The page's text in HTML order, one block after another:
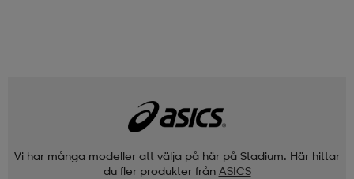
Vi har många modeller att välja på här på Stadium. Här hittar
du fler produkter från ASICS